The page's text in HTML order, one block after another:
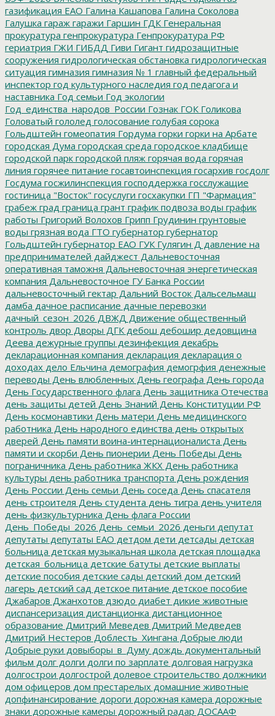
газификация ЕАО Галина Кашапова Галина Соколова
Галушка гараж гаражи Гаршин ГДК Генеральная
прокуратура генпрокуратура Генпрокуратура РФ
гериатрия ГЖИ ГИБДД Гиви Гигант гидрозащитные
сооружения гидрологическая обстановка гидрологическая
ситуация гимназия гимназия № 1 главный федеральный
инспектор год культурного наследия год педагога и
наставника Год семьи Год экологии
Год_единства_народов_России Гознак ГОК Голикова
Головатый гололед голосование голубая сорока
Гольдштейн гомеопатия Гордума горки горки на Арбате
городская Дума городская среда городское кладбище
городской парк городской пляж горячая вода горячая
линия горячее питание госавтоинспекция госархив госдолг
Госдума госжилинспекция господдержка госслужащие
гостиница "Восток" госуслуги госхакупки ГП "Фармация"
грабеж град граница грант график подвоза воды график
работы Григорий Волохов Грипп Грудинин грунтовые
воды грязная вода ГТО губернатор губернатор
Гольдштейн губернатор ЕАО ГУК Гулягин Д давление на
предпринимателей дайджест Дальневосточная
оперативная таможня Дальневосточная энергетическая
компания Дальневосточное ГУ Банка России
дальневосточный гектар Дальний Восток Дальсельмаш
дамба дачное расписание дачные перевозки
дачный_сезон_2026 ДВЖД Движение общественный
контроль двор Дворы ДГК дебош дебошир дедовщина
Деева дежурные группы дезинфекция декабрь
декларационная компания декларация декларация о
доходах дело Ельчина демография демогрфия денежные
переводы День влюбленных День географа День города
День Государственного флага День защитника Отечества
день защиты детей День Знаний День Конституции РФ
День космонавтики День матери День медицинского
работника День народного единства день открытых
дверей День памяти воина-интернационалиста День
памяти и скорби День пионерии День Победы День
пограничника День работника ЖКХ День работника
культуры день работника транспорта День рождения
День России День семьи День соседа День спасателя
день строителя День студента день тигра день учителя
день физкультурника День флага России
День_Победы_2026 День_семьи_2026 деньги депутат
депутаты депутаты ЕАО детдом дети детсады детская
больница детская музыкальная школа детская площадка
детская_больница детские батуты детские выплаты
детские пособия детские сады детский дом детский
лагерь детский сад детское питание детское пособие
Джабаров Джанхотов дзюдо диабет дикие животные
диспансеризация дистанционка дистанционное
образование Дмитрий Меведев Дмитрий Медведев
Дмитрий Нестеров Доблесть_Хингана Добрые люди
Добрые руки довыборы_в_Думу дождь документальный
фильм долг долги долги по зарплате долговая нагрузка
долгострои долгострой долевое строительство должники
дом офицеров дом престарелых домашние животные
допфинансирование дороги дорожная камера дорожные
знаки дорожные камеры дорожный радар ДОСААФ